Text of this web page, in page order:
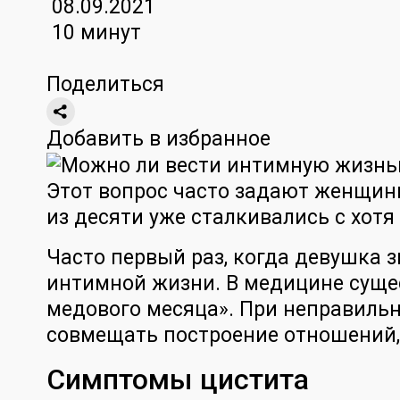
08.09.2021
10 минут
Поделиться
Добавить в избранное
Этот вопрос часто задают
из десяти уже сталкивались с
Часто первый раз, когда девушка
интимной жизни. В медицине
медового месяца». При
совмещать построение
Симптомы цистита